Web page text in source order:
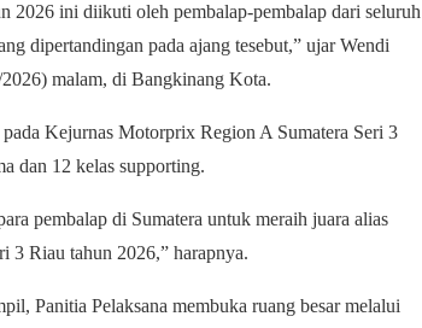
2026 ini diikuti oleh pembalap-pembalap dari seluruh
dipertandingan pada ajang tesebut,” ujar Wendi
malam, di Bangkinang Kota.
Kejurnas Motorprix Region A Sumatera Seri 3
dan 12 kelas supporting.
pembalap di Sumatera untuk meraih juara alias
3 Riau tahun 2026,” harapnya.
Panitia Pelaksana membuka ruang besar melalui